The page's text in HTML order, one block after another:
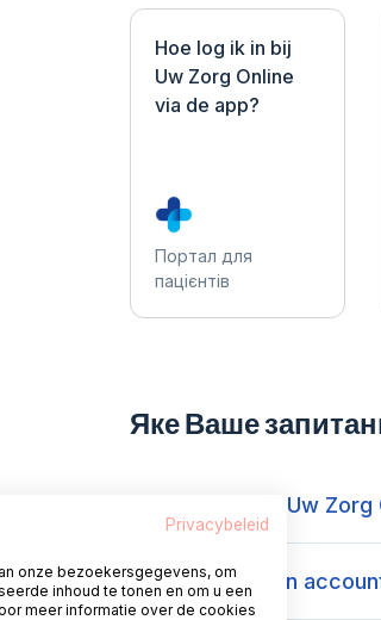
Hoe log ik in bij
Uw Zorg Online
via de app?
Портал для
пацієнтів
Яке Ваше
Hoe log ik in bij Uw
Hoe maak ik een
Privacybeleid
onze bezoekersgegevens, om
inhoud te tonen en om u een
meer informatie over de cookies